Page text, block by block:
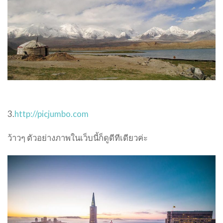
3.http://picjumbo.com
ว้าวๆ ตัวอย่างภาพในเว็บนี้ก็ดูดีทีเดียวค่ะ